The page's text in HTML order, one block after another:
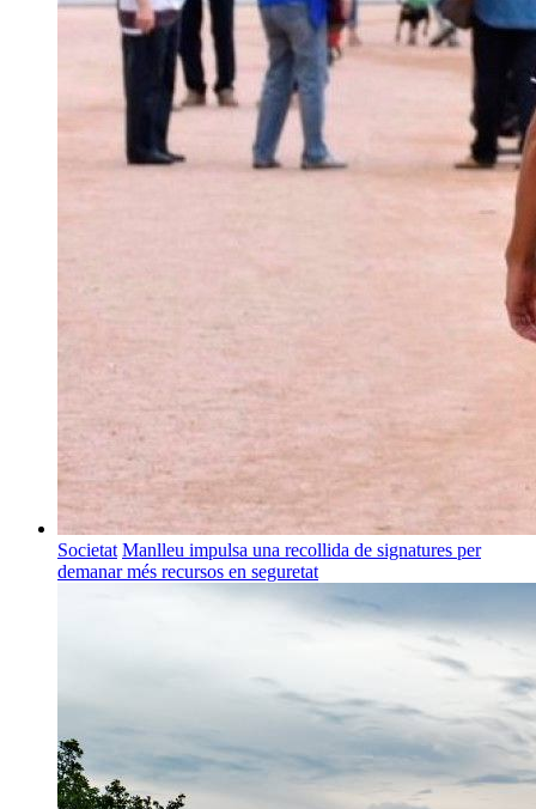
Societat Manlleu impulsa una recollida de signatures per
demanar més recursos en seguretat